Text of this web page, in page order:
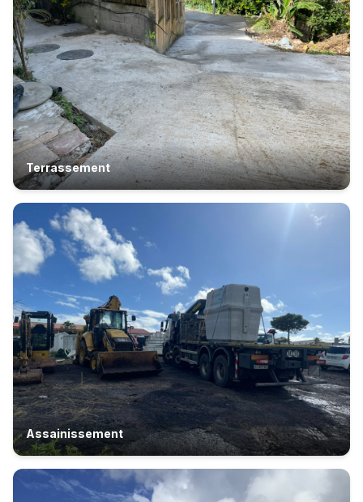
Terrassement
Assainissement